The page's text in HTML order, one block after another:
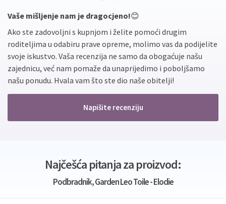
Vaše mišljenje nam je dragocjeno!😊
Ako ste zadovoljni s kupnjom i želite pomoći drugim
roditeljima u odabiru prave opreme, molimo vas da podijelite
svoje iskustvo. Vaša recenzija ne samo da obogaćuje našu
zajednicu, već nam pomaže da unaprijedimo i poboljšamo
našu ponudu. Hvala vam što ste dio naše obitelji!
Napišite recenziju
Najčešća pitanja za proizvod:
Podbradnik, Garden Leo Toile - Elodie